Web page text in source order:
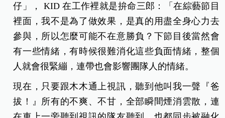
仔」， KID 在工作裡就是拚命三郎：「在綜藝節目
裡面，我不是為了做效果，是真的用盡全身心力去
參與，所以怎麼可能不在意勝負？下節目後當然會
有一些情緒，有時候很難消化這些負面情緒，整個
人就會很緊繃，連帶也會影響團隊人的情緒。
現在，只要跟木木通上視訊，聽到他叫我一聲『爸
拔！』所有的不爽、不甘，全部瞬間煙消雲散，連